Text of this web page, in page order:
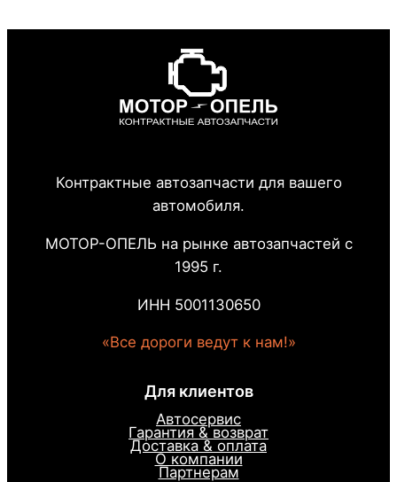
Контрактные автозапчасти для вашего
автомобиля.
МОТОР-ОПЕЛЬ на рынке автозапчастей с
1995 г.
ИНН 5001130650
«Все дороги ведут к нам!»
Для клиентов
Автосервис
Гарантия & возврат
Доставка & оплата
О компании
Партнерам